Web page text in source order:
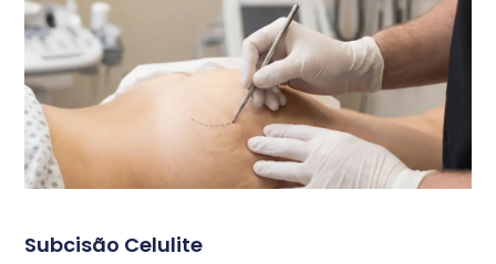
Subcisão Celulite